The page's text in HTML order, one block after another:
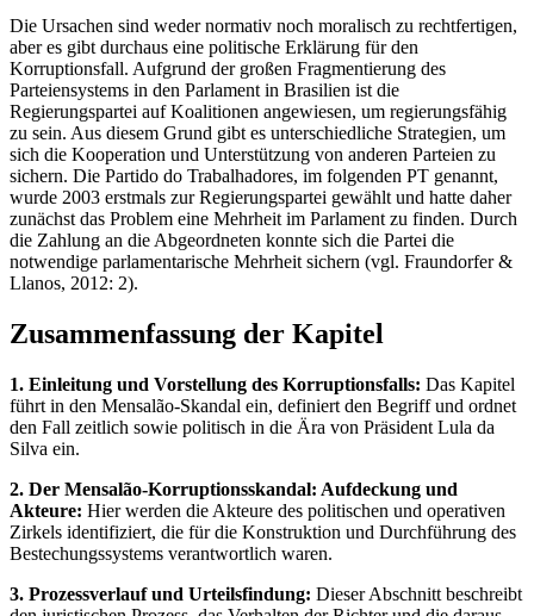
Die Ursachen sind weder normativ noch moralisch zu rechtfertigen,
aber es gibt durchaus eine politische Erklärung für den
Korruptionsfall. Aufgrund der großen Fragmentierung des
Parteiensystems in den Parlament in Brasilien ist die
Regierungspartei auf Koalitionen angewiesen, um regierungsfähig
zu sein. Aus diesem Grund gibt es unterschiedliche Strategien, um
sich die Kooperation und Unterstützung von anderen Parteien zu
sichern. Die Partido do Trabalhadores, im folgenden PT genannt,
wurde 2003 erstmals zur Regierungspartei gewählt und hatte daher
zunächst das Problem eine Mehrheit im Parlament zu finden. Durch
die Zahlung an die Abgeordneten konnte sich die Partei die
notwendige parlamentarische Mehrheit sichern (vgl. Fraundorfer &
Llanos, 2012: 2).
Zusammenfassung der Kapitel
1. Einleitung und Vorstellung des Korruptionsfalls: Das Kapitel
führt in den Mensalão-Skandal ein, definiert den Begriff und ordnet
den Fall zeitlich sowie politisch in die Ära von Präsident Lula da
Silva ein.
2. Der Mensalão-Korruptionsskandal: Aufdeckung und
Akteure: Hier werden die Akteure des politischen und operativen
Zirkels identifiziert, die für die Konstruktion und Durchführung des
Bestechungssystems verantwortlich waren.
3. Prozessverlauf und Urteilsfindung: Dieser Abschnitt beschreibt